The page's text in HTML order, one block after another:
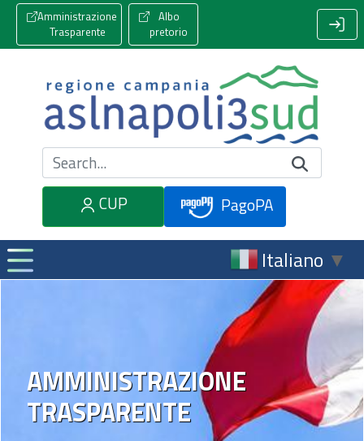
Amministrazione
Trasparente
Albo
pretorio
Cerca nel sito
CUP
PagoPA
Italiano ▼
AMMINISTRAZIONE
TRASPARENTE